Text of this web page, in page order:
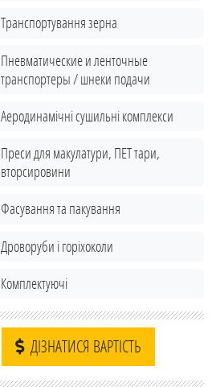
Транспортування зерна
Пневматические и ленточные
транспортеры / шнеки подачи
Аеродинамічні сушильні комплекси
Преси для макулатури, ПЕТ тари,
вторсировини
Фасування та пакування
Дроворуби і горіхоколи
Комплектуючі
ДІЗНАТИСЯ ВАРТІСТЬ